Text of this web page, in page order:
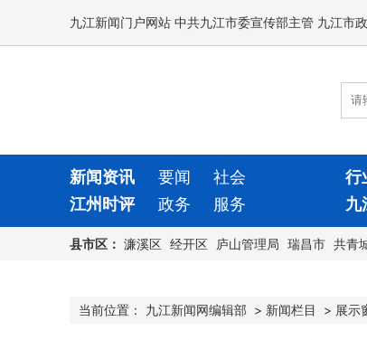
九江新闻门户网站 中共九江市委宣传部主管 九江市
新闻资讯 要闻 社会 行
江州时评
政务 服务 九
县市区： 濂溪区 经开区 庐山管理局 瑞昌市 共青
当前位置： 九江新闻网编辑部 > 新闻栏目 > 展示